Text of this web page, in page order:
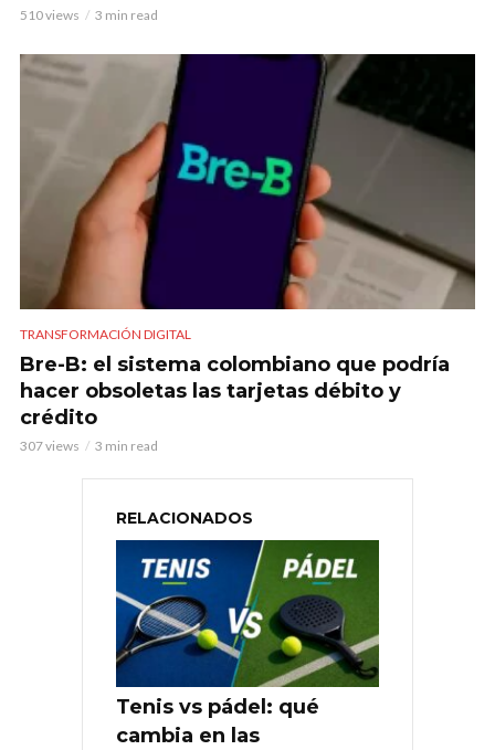
510 views 3 min read
TRANSFORMACIÓN DIGITAL
Bre-B: el sistema colombiano que podría
hacer obsoletas las tarjetas débito y
crédito
307 views 3 min read
RELACIONADOS
Tenis vs pádel: qué
cambia en las